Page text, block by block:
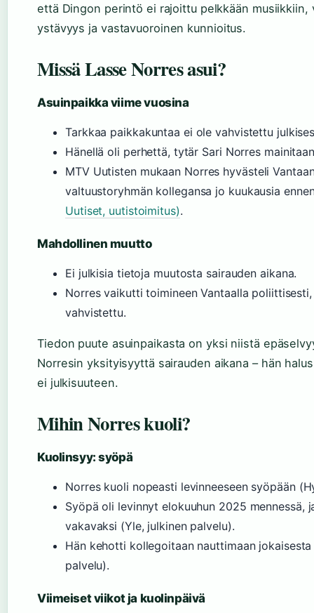
että Dingon perintö ei rajoittu pelkkään musiikkiin,
ystävyys ja vastavuoroinen kunnioitus.
Missä Lasse Norres asui?
Asuinpaikka viime vuosina
Tarkkaa paikkakuntaa ei ole vahvistettu
Hänellä oli perhettä, tytär Sari Norres
MTV Uutisten mukaan Norres hyvästeli
valtuustoryhmän kollegansa jo kuukausia
Uutiset, uutistoimitus).
Mahdollinen muutto
Ei julkisia tietoja muutosta sairauden aikana.
Norres vaikutti toimineen Vantaalla
vahvistettu.
Tiedon puute asuinpaikasta on yksi niistä
Norresin yksityisyyttä sairauden aikana – hän
ei julkisuuteen.
Mihin Norres kuoli?
Kuolinsyy: syöpä
Norres kuoli nopeasti levinneeseen syöpään
Syöpä oli levinnyt elokuuhun 2025 mennessä,
vakavaksi (Yle, julkinen palvelu).
Hän kehotti kollegoitaan nauttimaan
palvelu).
Viimeiset viikot ja kuolinpäivä